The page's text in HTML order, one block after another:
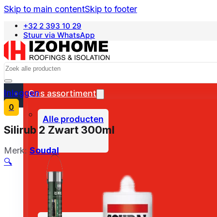
Skip to main contentSkip to footer
+32 2 393 10 29
Stuur via WhatsApp
Français
Search
Inloggen
0
Ons assortiment
Alle producten
Silirub 2 Zwart 300ml
Merk: Soudal
🔍